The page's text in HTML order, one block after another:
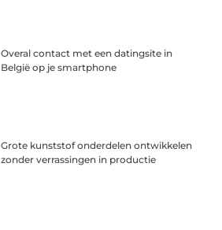
Overal contact met een datingsite in
België op je smartphone
Grote kunststof onderdelen ontwikkelen
zonder verrassingen in productie